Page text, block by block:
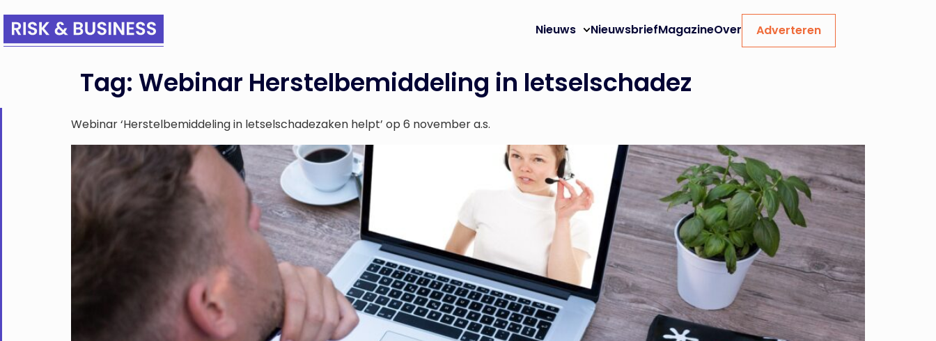
Nieuws NieuwsbriefMagazineOver Adverteren
Tag: Webinar Herstelbemiddeling in letselschadez
Webinar ‘Herstelbemiddeling in letselschadezaken helpt’ op 6 november a.s.